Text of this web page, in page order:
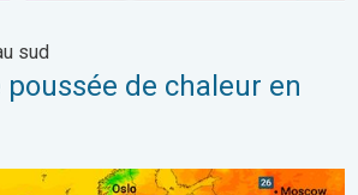
sud
poussée de chaleur en
exceptionnelle s'installe. Températures